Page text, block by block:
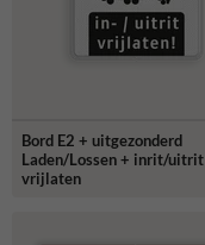
Bord E2 + uitgezonderd
Laden/Lossen + inrit/uitrit
vrijlaten